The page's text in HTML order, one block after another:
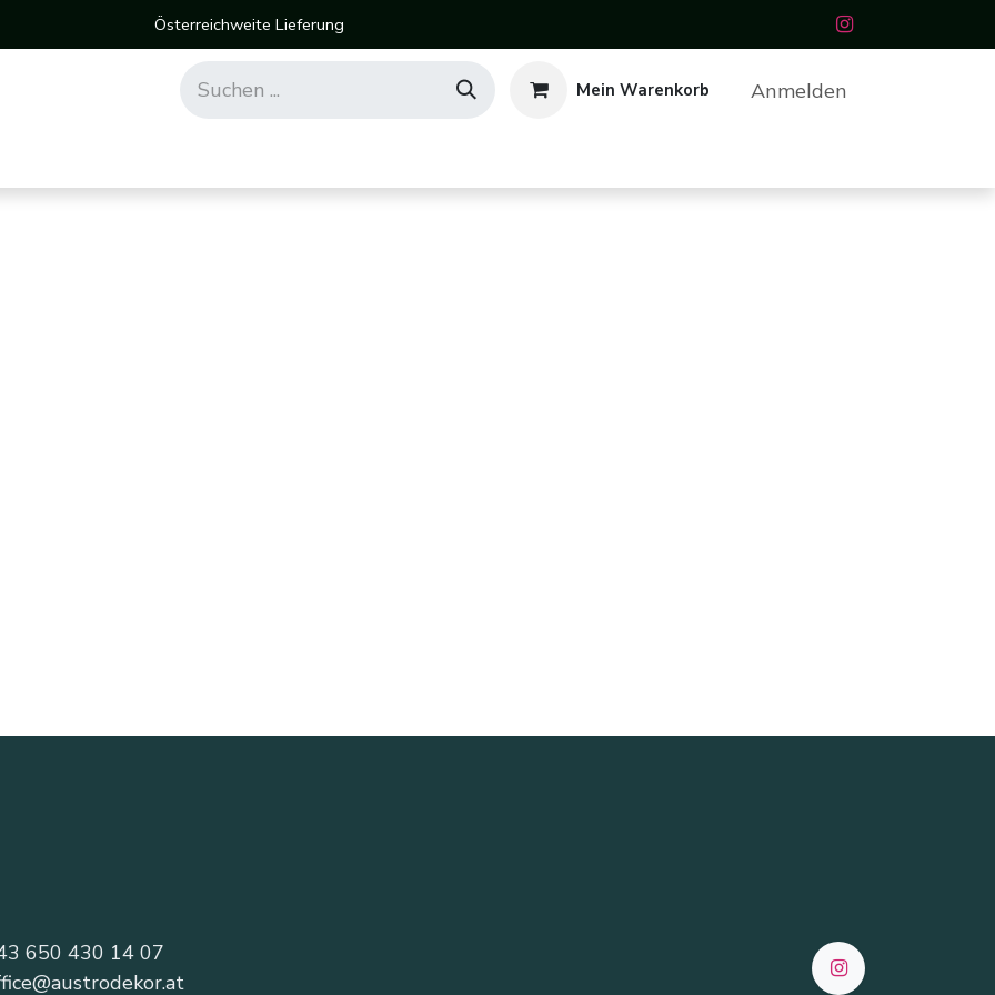
Österreichweite Lieferung
Mein Warenkorb Anmelden
650 430 14 07